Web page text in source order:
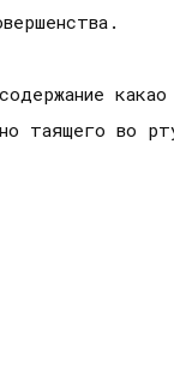
таящего во